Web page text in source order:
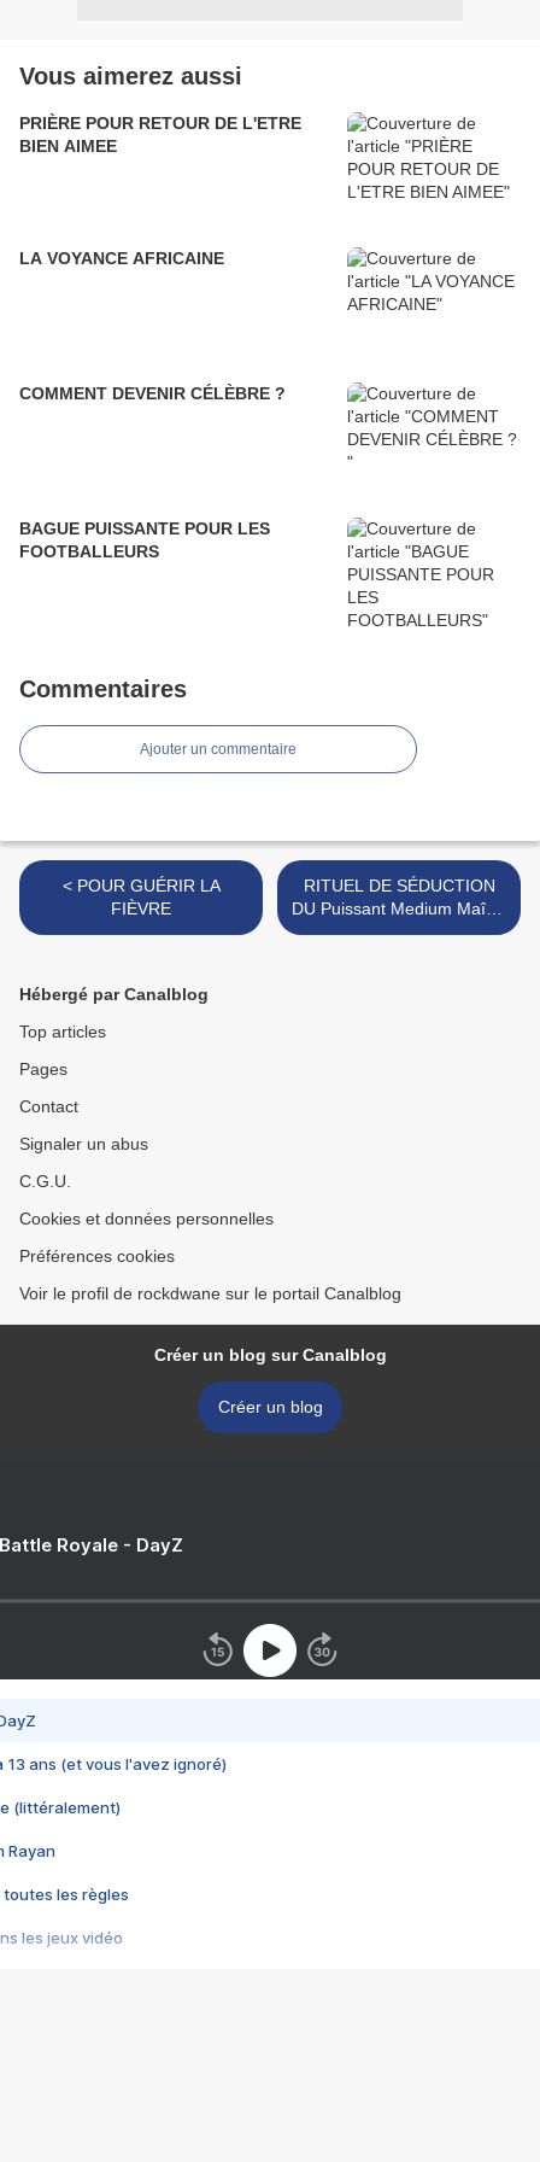
Vous aimerez aussi
PRIÈRE POUR RETOUR DE L'ETRE
BIEN AIMEE
LA VOYANCE AFRICAINE
COMMENT DEVENIR CÉLÈBRE ?
BAGUE PUISSANTE POUR LES
FOOTBALLEURS
Commentaires
Ajouter un commentaire
< POUR GUÉRIR LA
FIÈVRE
RITUEL DE SÉDUCTION
DU Puissant Medium Maître
Marabout DAH KINI DEGBE
Hébergé par Canalblog
Top articles
Pages
Contact
Signaler un abus
C.G.U.
Cookies et données personnelles
Préférences cookies
Voir le profil de rockdwane sur le portail Canalblog
Créer un blog sur Canalblog
Créer un blog
Royale - DayZ
13 ans (et vous l'avez ignoré)
(littéralement)
Rayan
toutes les règles
les jeux vidéo